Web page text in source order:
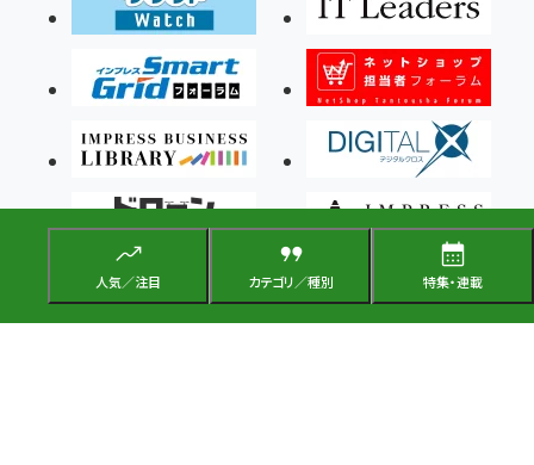
人気／注目 カテゴリ／種別 特集・連載